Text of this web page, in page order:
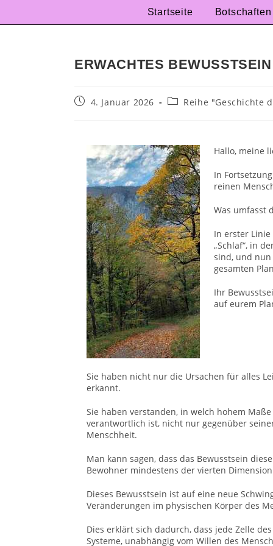
Startseite Botschaften
ERWACHTES BEWUSSTSEIN
4. Januar 2026 Reihe "Geschichte
Hallo, meine
In
reinen
Was umfasst
In erster
„Schlaf“, in
sind, und
gesamten
Ihr
auf eurem
Sie haben nicht nur die Ursachen für alles
erkannt.
Sie haben verstanden, in welch hohem
verantwortlich ist, nicht nur gegenüber
Menschheit.
Man kann sagen, dass das Bewusstsein
Bewohner mindestens der vierten
Dieses Bewusstsein ist auf eine neue
Veränderungen im physischen Körper des
Dies erklärt sich dadurch, dass jede Zelle
Systeme, unabhängig vom Willen des